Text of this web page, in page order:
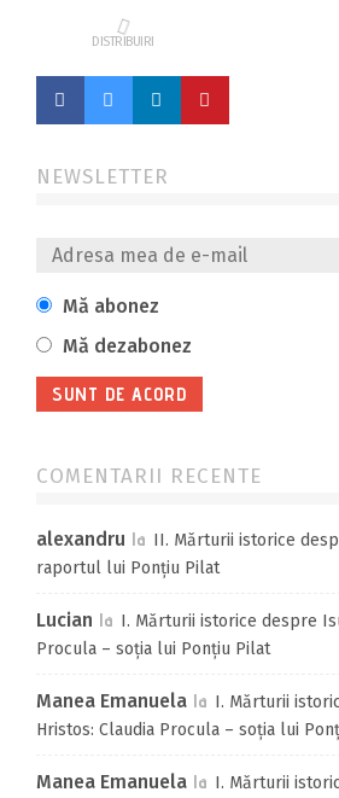
DISTRIBUIRI
NEWSLETTER
Mă abonez
Mă dezabonez
COMENTARII RECENTE
alexandru la II. Mărturii istorice
raportul lui Ponțiu Pilat
Lucian la I. Mărturii istorice despre
Procula – soția lui Ponțiu Pilat
Manea Emanuela la I. Mărturii
Hristos: Claudia Procula – soția lui
Manea Emanuela la I. Mărturii